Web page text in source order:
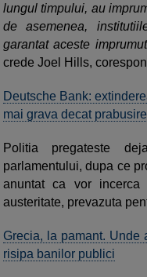
lungul timpului, au
de asemenea,
garantat aceste
crede Joel Hills,
Deutsche Bank:
mai grava decat
Politia pregateste
parlamentului, dupa ce
anuntat ca vor incerca
austeritate, prevazuta
Grecia, la pamant. Unde
risipa banilor publici